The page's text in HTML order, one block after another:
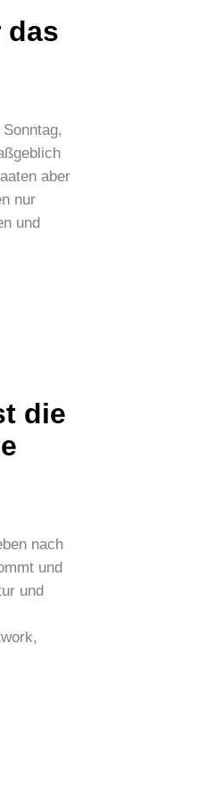
das
aber
nur
und
die
nach
und
und